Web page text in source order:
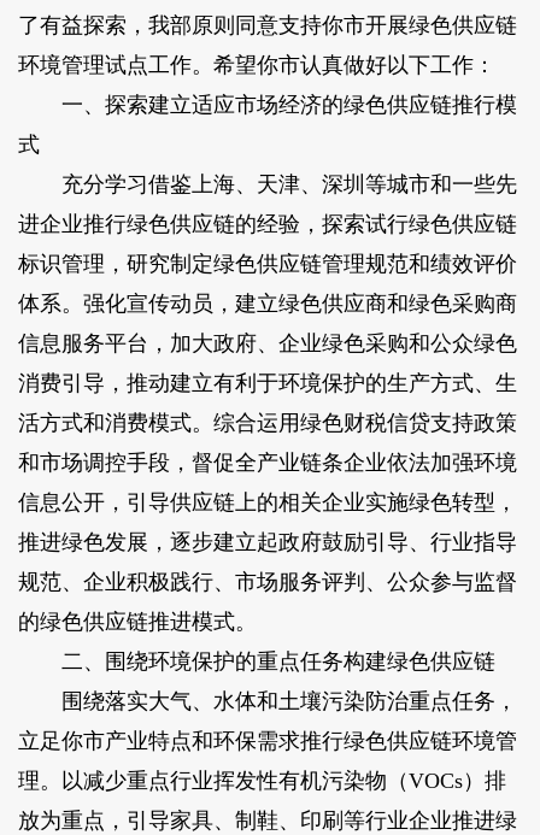
了有益探索，我部原则同意支持你市开展绿色供应链
环境管理试点工作。希望你市认真做好以下工作：
一、探索建立适应市场经济的绿色供应链推行模
式
充分学习借鉴上海、天津、深圳等城市和一些先
进企业推行绿色供应链的经验，探索试行绿色供应链
标识管理，研究制定绿色供应链管理规范和绩效评价
体系。强化宣传动员，建立绿色供应商和绿色采购商
信息服务平台，加大政府、企业绿色采购和公众绿色
消费引导，推动建立有利于环境保护的生产方式、生
活方式和消费模式。综合运用绿色财税信贷支持政策
和市场调控手段，督促全产业链条企业依法加强环境
信息公开，引导供应链上的相关企业实施绿色转型，
推进绿色发展，逐步建立起政府鼓励引导、行业指导
规范、企业积极践行、市场服务评判、公众参与监督
的绿色供应链推进模式。
二、围绕环境保护的重点任务构建绿色供应链
围绕落实大气、水体和土壤污染防治重点任务，
立足你市产业特点和环保需求推行绿色供应链环境管
理。以减少重点行业挥发性有机污染物（VOCs）排
放为重点，引导家具、制鞋、印刷等行业企业推进绿